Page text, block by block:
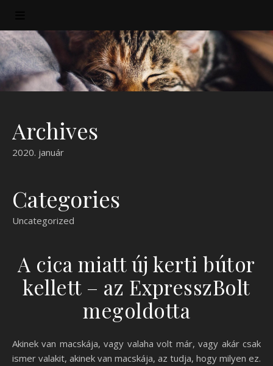
Archives
2020. január
Categories
Uncategorized
A cica miatt új kerti bútor
kellett – az ExpresszBolt
megoldotta
Akinek van macskája, vagy valaha volt már, vagy akár csak
ismer valakit, akinek van macskája, az tudja, hogy milyen ez.